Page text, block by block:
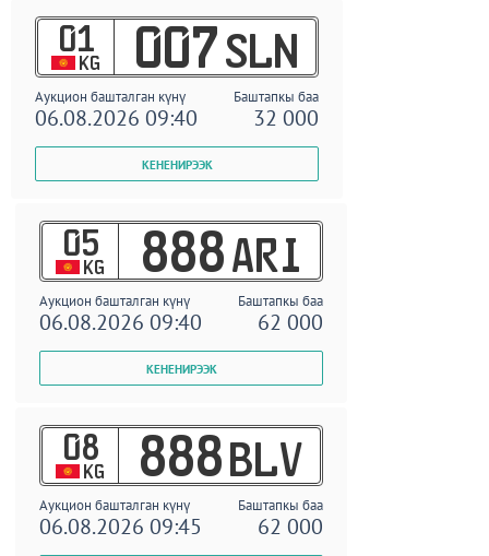
01
KG 007 SLN
Аукцион башталган күнү Баштапкы баа
06.08.2026 09:40 32 000
05
KG 888 ARI
Аукцион башталган күнү Баштапкы баа
06.08.2026 09:40 62 000
08
KG 888 BLV
Аукцион башталган күнү Баштапкы баа
06.08.2026 09:45 62 000